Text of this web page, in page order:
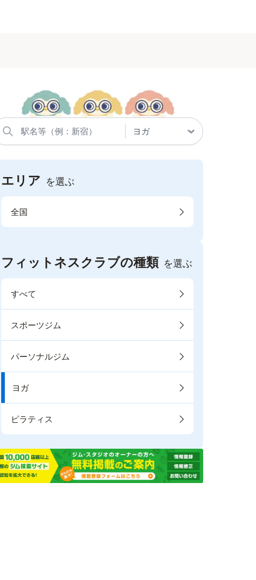
エリア を選ぶ
全国
フィットネスクラブの種類 を選ぶ
すべて
スポーツジム
パーソナルジム
ヨガ
ピラティス